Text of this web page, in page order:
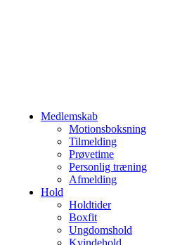
Medlemskab
Motionsboksning
Tilmelding
Prøvetime
Personlig træning
Afmelding
Hold
Holdtider
Boxfit
Ungdomshold
Kvindehold